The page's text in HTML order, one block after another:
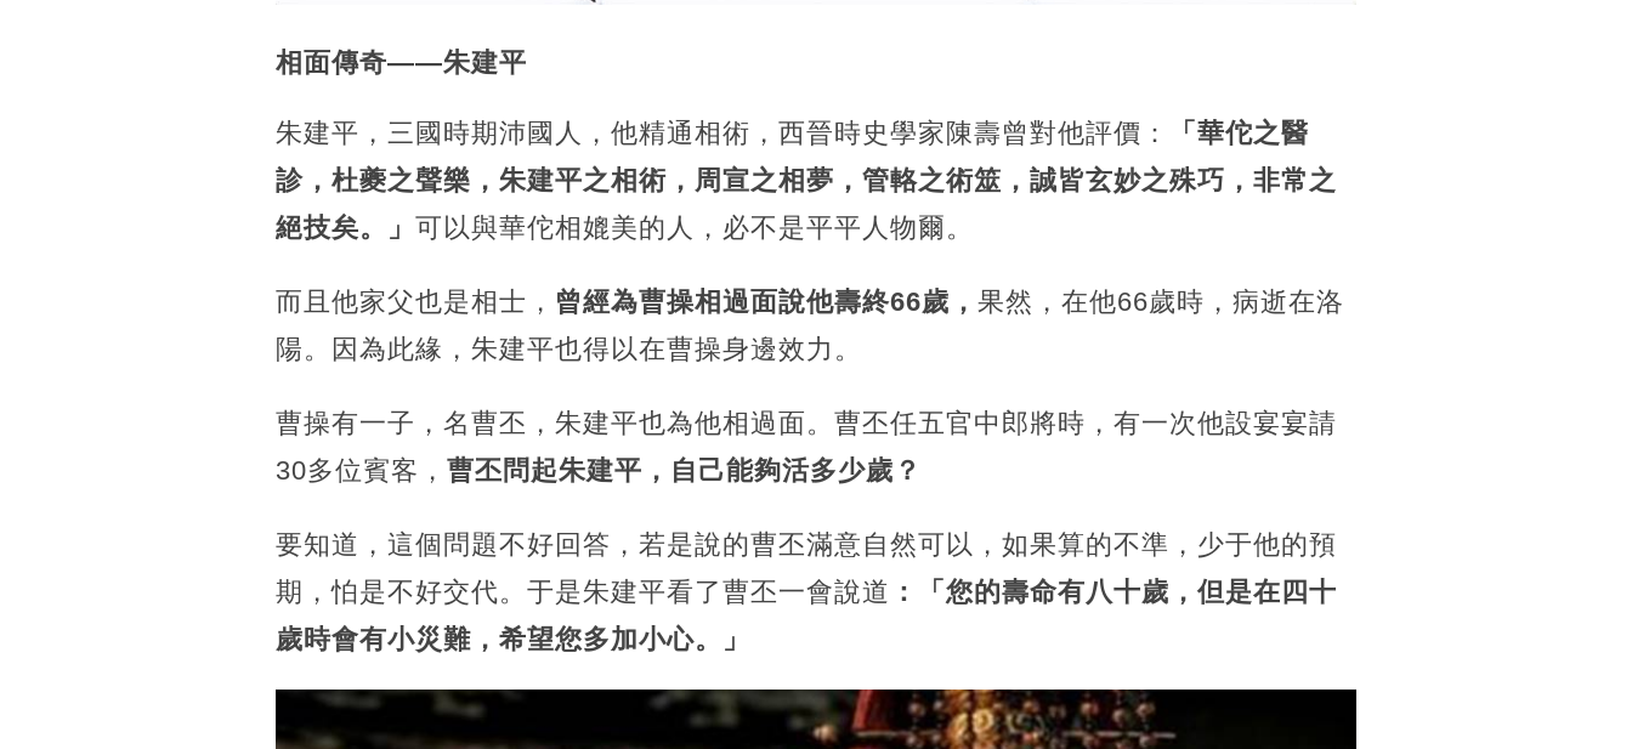
相面傳奇——朱建平
朱建平，三國時期沛國人，他精通相術，西晉時史學家陳壽曾對他評價：
「華佗之醫
診，杜夔之聲樂，朱建平之相術，周宣之相夢，管輅之術筮，誠皆玄妙之殊巧，非常之
絕技矣。」 可以與華佗相媲美的人，必不是平平人物爾。
而且他家父也是相士， 曾經為曹操相過面說他壽終66歲， 果然，在他66歲時，病逝在洛
陽。因為此緣，朱建平也得以在曹操身邊效力。
曹操有一子，名曹丕，朱建平也為他相過面。曹丕任五官中郎將時，有一次他設宴宴請
30多位賓客， 曹丕問起朱建平，自己能夠活多少歲？
要知道，這個問題不好回答，若是說的曹丕滿意自然可以，如果算的不準，少于他的預
期，怕是不好交代。于是朱建平看了曹丕一會說道 ：「您的壽命有八十歲，但是在四十
歲時會有小災難，希望您多加小心。」